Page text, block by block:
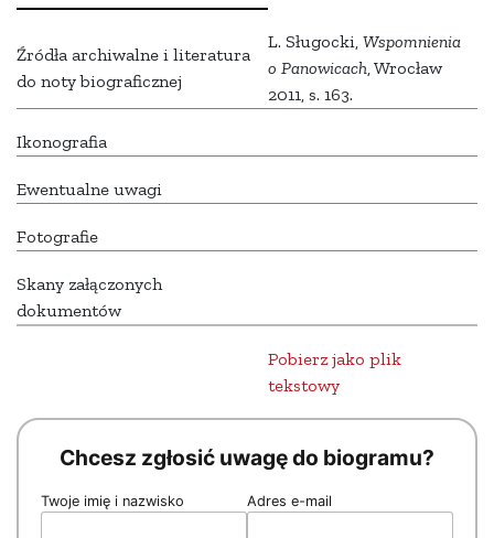
Źródła archiwalne i literatura
do noty biograficznej
L. Sługocki, Wspomnienia
o Panowicach, Wrocław
2011, s. 163.
Ikonografia
Ewentualne uwagi
Fotografie
Skany załączonych
dokumentów
Pobierz jako plik
tekstowy
Chcesz zgłosić uwagę do biogramu?
Twoje imię i nazwisko Adres e-mail